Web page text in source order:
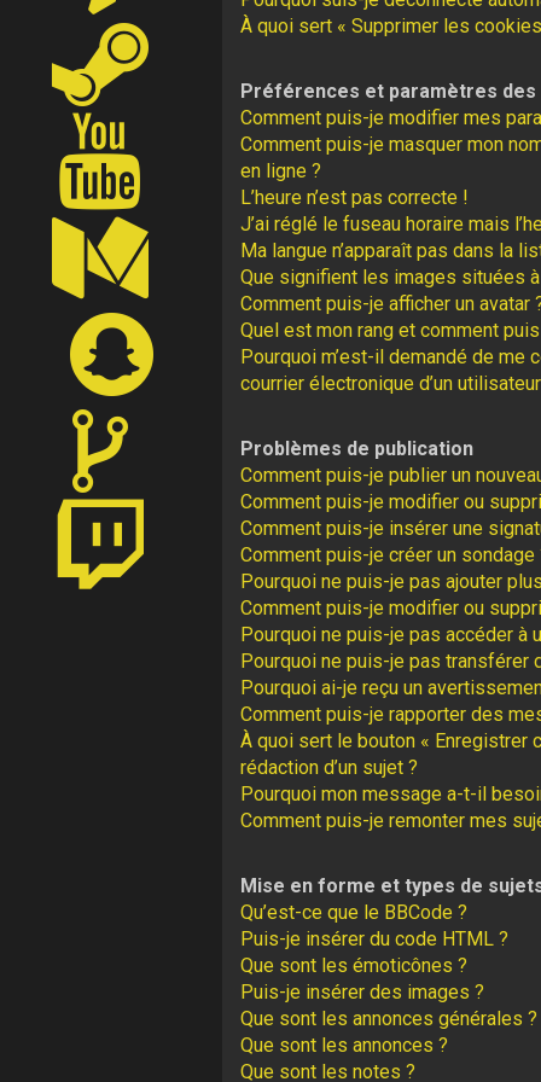
À quoi sert « Supprimer les
Préférences et paramètres
Comment puis-je modifier mes
Comment puis-je masquer mon
en ligne ?
L’heure n’est pas correcte !
J’ai réglé le fuseau horaire mais
Ma langue n’apparaît pas dans la
Que signifient les images situées
Comment puis-je afficher un avatar
Quel est mon rang et comment
Pourquoi m’est-il demandé de me
courrier électronique d’un
Problèmes de publication
Comment puis-je publier un
Comment puis-je modifier ou
Comment puis-je insérer une
Comment puis-je créer un sondage
Pourquoi ne puis-je pas ajouter
Comment puis-je modifier ou
Pourquoi ne puis-je pas accéder à
Pourquoi ne puis-je pas transférer
Pourquoi ai-je reçu un
Comment puis-je rapporter des
À quoi sert le bouton « Enregistrer
rédaction d’un sujet ?
Pourquoi mon message a-t-il
Comment puis-je remonter mes
Mise en forme et types de
Qu’est-ce que le BBCode ?
Puis-je insérer du code HTML ?
Que sont les émoticônes ?
Puis-je insérer des images ?
Que sont les annonces générales ?
Que sont les annonces ?
Que sont les notes ?